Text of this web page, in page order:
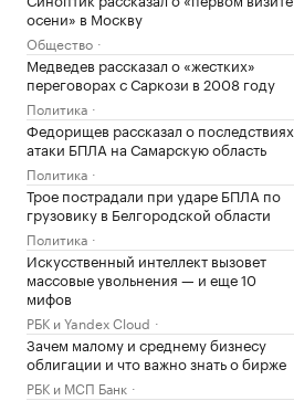
осени» в Москву
Общество
Медведев рассказал о «жестких»
переговорах с Саркози в 2008 году
Политика
Федорищев рассказал о последствиях
атаки БПЛА на Самарскую область
Политика
Трое пострадали при ударе БПЛА по
грузовику в Белгородской области
Политика
Искусственный интеллект вызовет
массовые увольнения — и еще 10
мифов
РБК и Yandex Cloud
Зачем малому и среднему бизнесу
облигации и что важно знать о бирже
РБК и МСП Банк